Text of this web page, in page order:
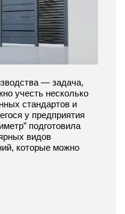
— задача,
учесть несколько
стандартов и
у предприятия
подготовила
видов
которые можно